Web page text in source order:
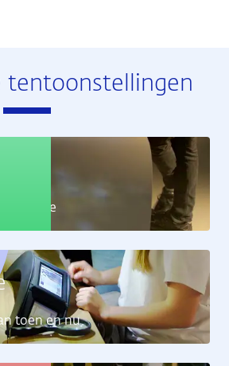
tentoonstellingen
toen en nu